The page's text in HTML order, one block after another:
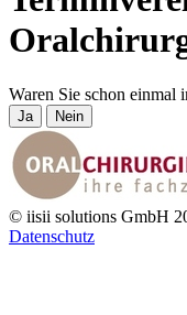
Waren Sie schon einmal
Ja Nein
© iisii solutions GmbH
Datenschutz